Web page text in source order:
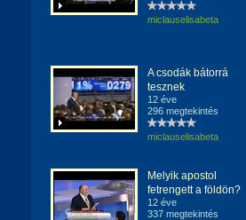
miclauselisabeta
A csodák bátorrá
tesznek
12 éve
296 megtekintés
miclauselisabeta
Melyik apostol
fetrengett a földön?
12 éve
337 megtekintés